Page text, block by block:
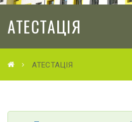
АТЕСТАЦІЯ
АТЕСТАЦІЯ